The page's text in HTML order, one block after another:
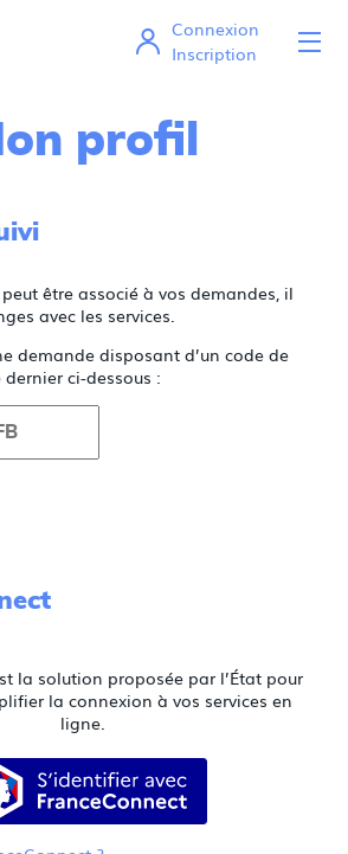
ligne
Connexion
Inscription
profil
être associé à vos demandes, il
avec les services.
demande disposant d’un code de
ci-dessous :
la solution proposée par l’État pour
la connexion à vos services en
ligne.
S’identifier avec FranceConnect